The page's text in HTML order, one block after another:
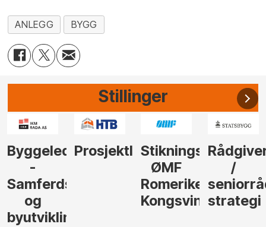
ANLEGG BYGG
Stillinger
ProsjektlederStikningsingeniør
Kongsvinger
Rådgiver
/
seniorrådgiver
strategi
til
i Gulen